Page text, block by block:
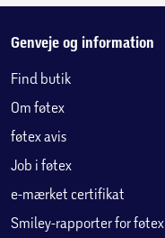
Genveje og information
Find butik
Om føtex
føtex avis
Job i føtex
e-mærket certifikat
Smiley-rapporter for føtex